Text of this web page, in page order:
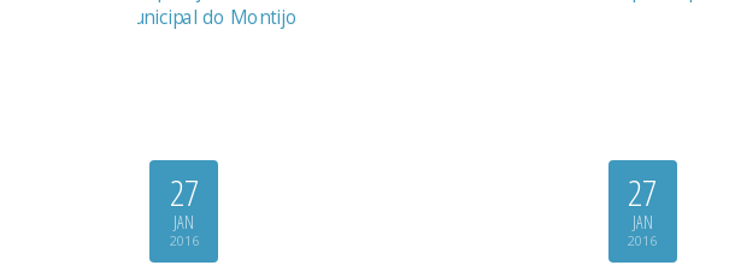
27
JAN
2016
27
JAN
2016